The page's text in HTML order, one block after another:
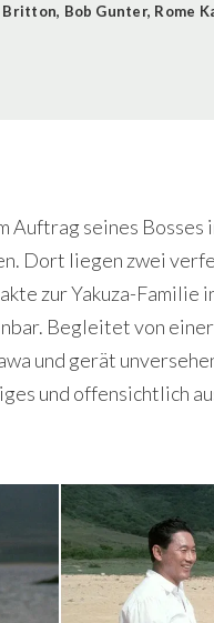
Britton, Bob Gunter, Rome
seines Bosses
Dort liegen zwei
zur Yakuza-Familie
Begleitet von
und gerät
und offensichtlich